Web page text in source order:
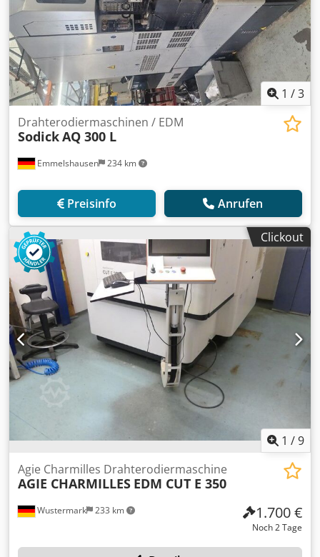
1 /3
Emmelshausen 234 km
Drahterodiermaschinen / EDM
SodickAQ 300 L
Preisinfo Anrufen
Clickout
1 /9
Wustermark 233 km
Agie Charmilles Drahterodiermaschine
AGIE CHARMILLES EDM CUT E 350
1.700 €
Noch 2 Tage